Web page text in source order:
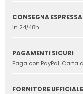
CONSEGNA ESPRESSA
in 24/48h
PAGAMENTI SICURI
Paga con PayPal, Carta
FORNITORE UFFICIALE